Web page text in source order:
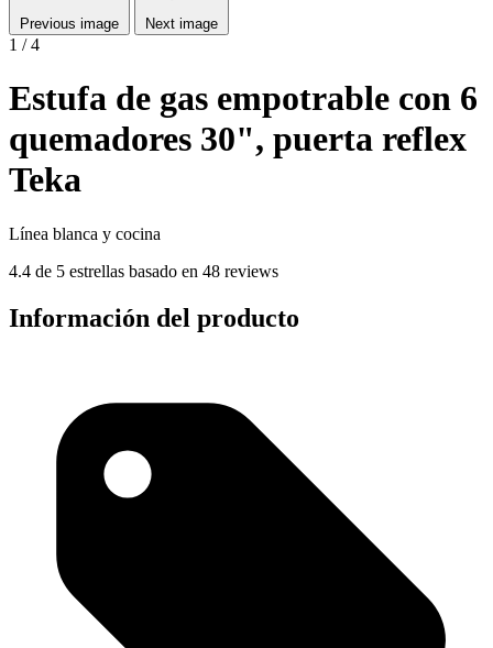
Previous image Next image
1 / 4
Estufa de gas empotrable con 6
quemadores 30", puerta reflex
Teka
Línea blanca y cocina
4.4 de 5 estrellas basado en 48 reviews
Información del producto